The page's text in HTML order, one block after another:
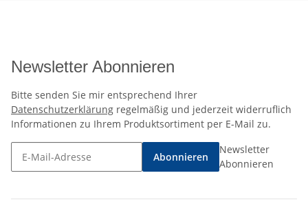
Newsletter Abonnieren
Bitte senden Sie mir entsprechend Ihrer
Datenschutzerklärung regelmäßig und jederzeit widerruflich
Informationen zu Ihrem Produktsortiment per E-Mail zu.
Abonnieren
Newsletter
Abonnieren